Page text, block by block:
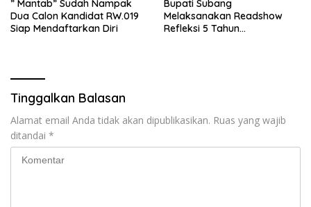
” Mantab” Sudah Nampak
Dua Calon Kandidat RW.019
Siap Mendaftarkan Diri
Bupati Subang
Melaksanakan Readshow
Refleksi 5 Tahun
Tinggalkan Balasan
Alamat email Anda tidak akan dipublikasikan. Ruas yang wajib
ditandai *